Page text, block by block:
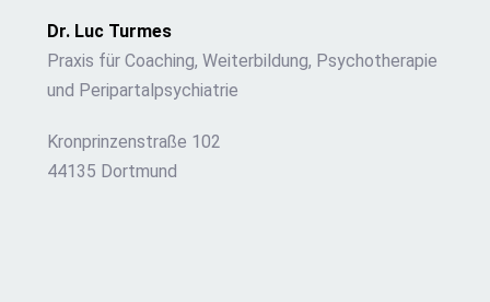
Dr. Luc Turmes
Praxis für Coaching, Weiterbildung, Psychotherapie
und Peripartalpsychiatrie
Kronprinzenstraße 102
44135 Dortmund